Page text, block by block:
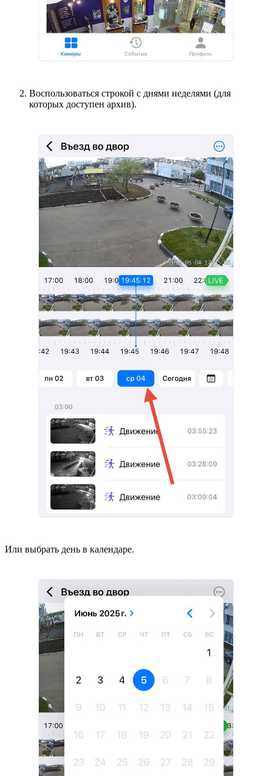
Воспользоваться строкой с днями неделями (для
которых доступен архив).
Или выбрать день в календаре.